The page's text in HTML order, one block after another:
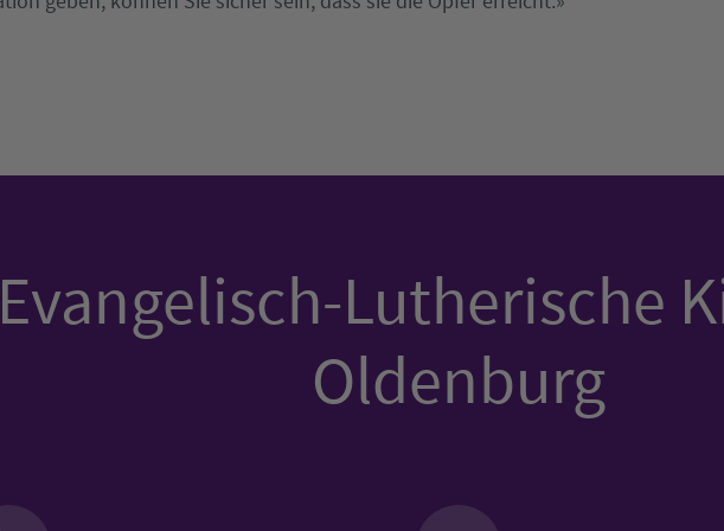
Evangelisch-Lutherische
Oldenburg